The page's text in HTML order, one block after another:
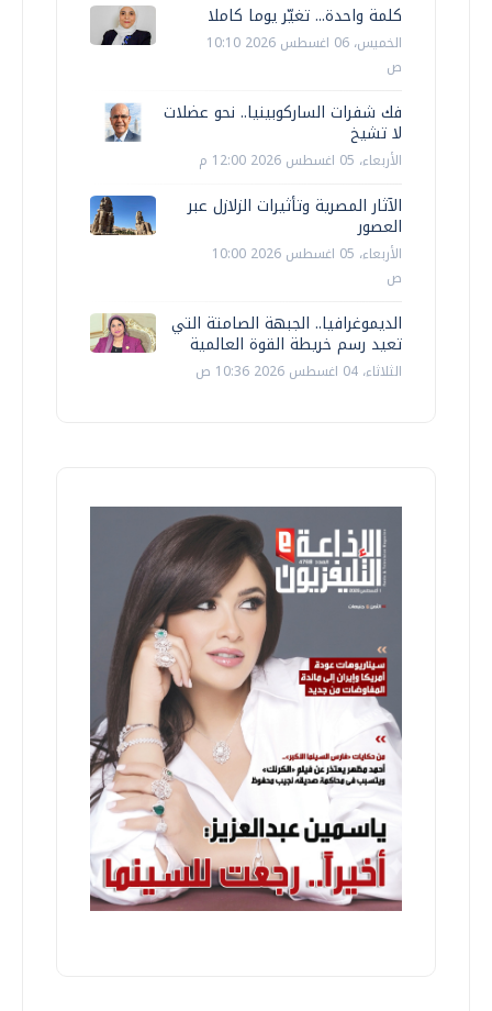
كلمة واحدة... تغيّر يوما كاملا
الخميس، 06 اغسطس 2026 10:10
ص
فك شفرات الساركوبينيا.. نحو عضلات
لا تشيخ
الأربعاء، 05 اغسطس 2026 12:00 م
الآثار المصرية وتأثيرات الزلازل عبر
العصور
الأربعاء، 05 اغسطس 2026 10:00
ص
الديموغرافيا.. الجبهة الصامتة التي
تعيد رسم خريطة القوة العالمية
الثلاثاء، 04 اغسطس 2026 10:36 ص